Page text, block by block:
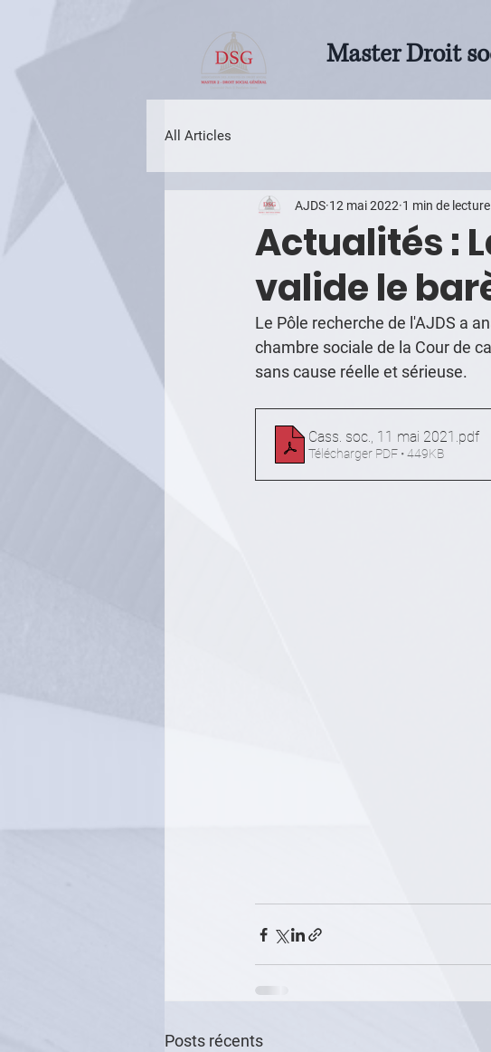
Master Droit
All Articles
Actualités :
valide le
AJDS 12 mai 2022 1 min de lecture
Le Pôle recherche de l'AJDS a
chambre sociale de la Cour de
sans cause réelle et sérieuse.
Cass. soc., 11 mai 2021 .pdf
Télécharger PDF • 449KB
Posts récents